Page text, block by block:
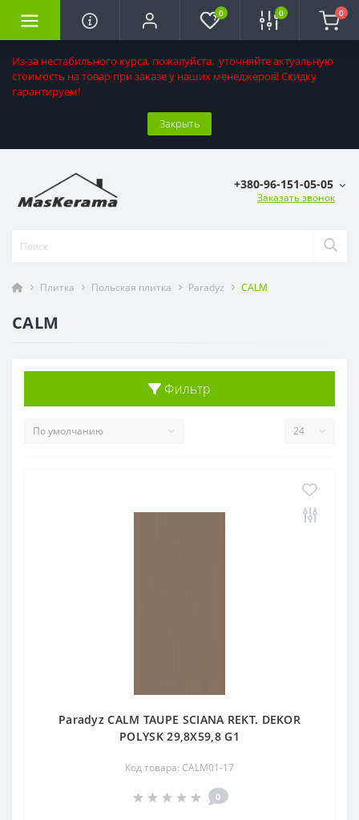
Из-за нестабильного курса, пожалуйста, уточняйте актуальную
стоимость на товар при заказе у наших менеджеров! Скидку
гарантируем!
Закрыть
0 0 0
+380-96-151-05-05
Заказать звонок
Плитка Польская плитка Paradyz CALM
CALM
Фильтр
Paradyz CALM TAUPE SCIANA REKT. DEKOR
POLYSK 29,8X59,8 G1
Код товара: CALM01-17
0